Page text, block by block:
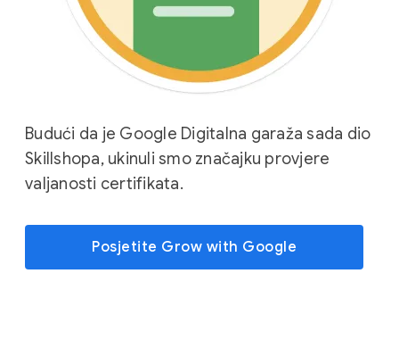
Budući da je Google Digitalna garaža sada dio
Skillshopa, ukinuli smo značajku provjere
valjanosti certifikata.
Posjetite Grow with Google